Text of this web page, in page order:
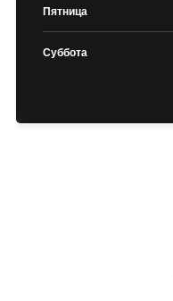
Пятница
Суббота